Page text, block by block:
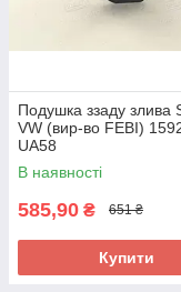
Подушка ззаду злива
VW (вир-во FEBI)
UA58
В наявності
585,90 ₴ 651 ₴
Купити